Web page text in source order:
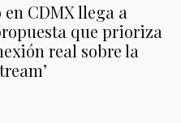
CDMX llega a
que prioriza
real sobre la